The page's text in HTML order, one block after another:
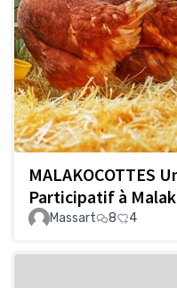
MALAKOCOTTES
Participatif à
Massart 8 4